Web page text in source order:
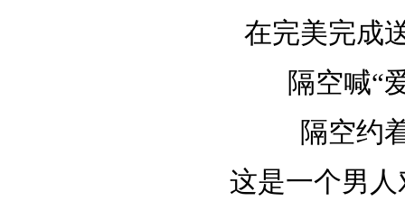
在完美完成
隔空喊“
隔空约
这是一个男